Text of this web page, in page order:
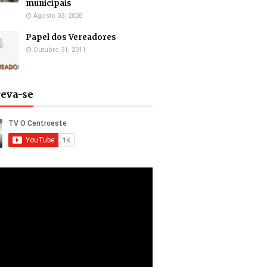
municipais
Agosto 03, 2026
Papel dos Vereadores
Outubro 31, 2011
se